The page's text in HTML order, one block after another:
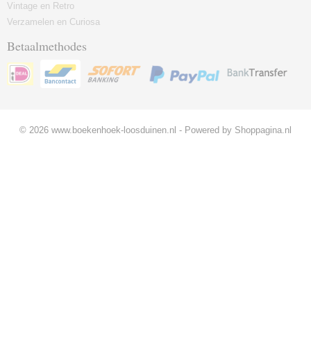
Vintage en Retro
Verzamelen en Curiosa
Betaalmethodes
© 2026 www.boekenhoek-loosduinen.nl - Powered by Shoppagina.nl